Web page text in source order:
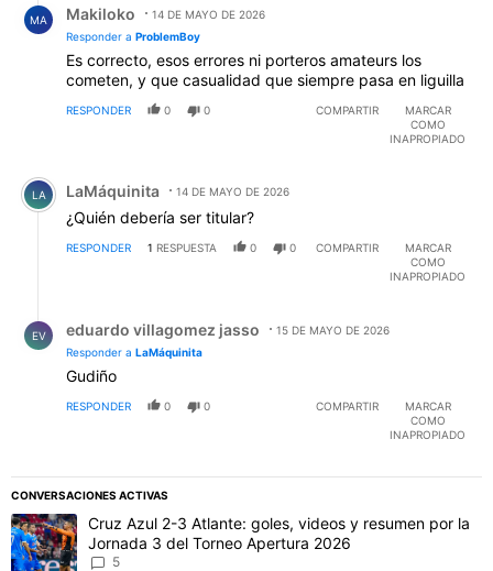
MA Makiloko
14 DE MAYO DE 2026
Responder a ProblemBoy
Es correcto, esos errores ni porteros amateurs los
cometen, y que casualidad que siempre pasa en liguilla
RESPONDER 0 0 COMPARTIR
MARCAR
COMO
INAPROPIADO
Comentario de LaMáquinita.
LA LaMáquinita 14 DE MAYO DE 2026
¿Quién debería ser titular?
RESPONDER 1 RESPUESTA 0 0 COMPARTIR
MARCAR
COMO
INAPROPIADO
EV eduardo villagomez jasso
15 DE MAYO DE 2026
Responder a LaMáquinita
Gudiño
RESPONDER 0 0 COMPARTIR
MARCAR
COMO
INAPROPIADO
CONVERSACIONES ACTIVAS
Este listado muestra los artículos con más comentarios en los
Un artículo de tendencia con el título "Cruz Azul 2-3 Atlante:
Cruz Azul 2-3 Atlante: goles, videos y resumen por la
Jornada 3 del Torneo Apertura 2026
5